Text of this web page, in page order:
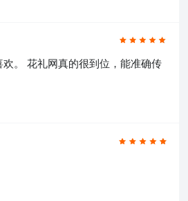
。 花礼网真的很到位，能准确传